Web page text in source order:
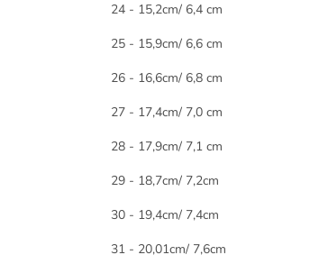
24 - 15,2cm/ 6,4 cm
25 - 15,9cm/ 6,6 cm
26 - 16,6cm/ 6,8 cm
27 - 17,4cm/ 7,0 cm
28 - 17,9cm/ 7,1 cm
29 - 18,7cm/ 7,2cm
30 - 19,4cm/ 7,4cm
31 - 20,01cm/ 7,6cm